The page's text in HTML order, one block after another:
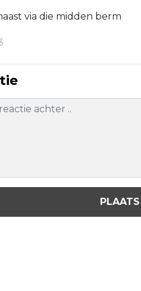
via die midden berm